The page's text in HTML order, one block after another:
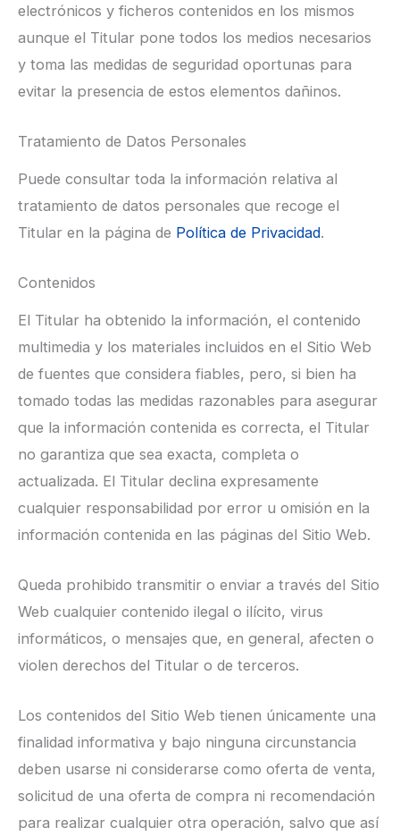
electrónicos y ficheros contenidos en los mismos
aunque el Titular pone todos los medios necesarios
y toma las medidas de seguridad oportunas para
evitar la presencia de estos elementos dañinos.
Tratamiento de Datos Personales
Puede consultar toda la información relativa al
tratamiento de datos personales que recoge el
Titular en la página de Política de Privacidad.
Contenidos
El Titular ha obtenido la información, el contenido
multimedia y los materiales incluidos en el Sitio Web
de fuentes que considera fiables, pero, si bien ha
tomado todas las medidas razonables para asegurar
que la información contenida es correcta, el Titular
no garantiza que sea exacta, completa o
actualizada. El Titular declina expresamente
cualquier responsabilidad por error u omisión en la
información contenida en las páginas del Sitio Web.
Queda prohibido transmitir o enviar a través del Sitio
Web cualquier contenido ilegal o ilícito, virus
informáticos, o mensajes que, en general, afecten o
violen derechos del Titular o de terceros.
Los contenidos del Sitio Web tienen únicamente una
finalidad informativa y bajo ninguna circunstancia
deben usarse ni considerarse como oferta de venta,
solicitud de una oferta de compra ni recomendación
para realizar cualquier otra operación, salvo que así